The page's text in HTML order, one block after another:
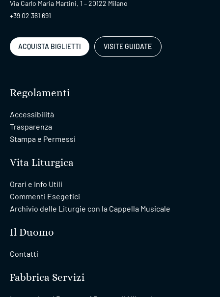
Via Carlo Maria Martini, 1 – 20122 Milano
+39 02 361 691
ACQUISTA BIGLIETTI VISITE GUIDATE
Regolamenti
Accessibilità
Trasparenza
Stampa e Permessi
Vita Liturgica
Orari e Info Utili
Commenti Esegetici
Archivio delle Liturgie con la Cappella Musicale
Il Duomo
Contatti
Fabbrica Servizi